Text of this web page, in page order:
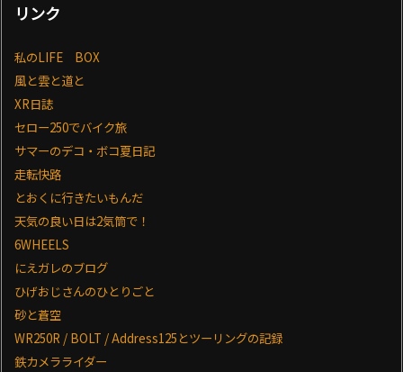
リンク
私のLIFE BOX
風と雲と道と
XR日誌
セロー250でバイク旅
サマーのデコ・ボコ夏日記
走転快路
とおくに行きたいもんだ
天気の良い日は2気筒で！
6WHEELS
にえガレのブログ
ひげおじさんのひとりごと
砂と蒼空
WR250R / BOLT / Address125とツーリングの記録
鉄カメラライダー